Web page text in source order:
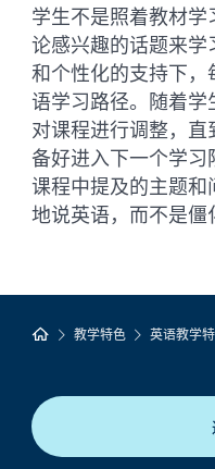
学生不是照着教材
论感兴趣的话题来
和个性化的支持下
语学习路径。随着
对课程进行调整，
备好进入下一个学
课程中提及的主题
地说英语，而不是僵
教学特色 英语教学